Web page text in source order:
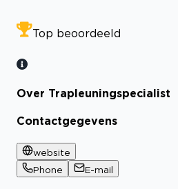
Top beoordeeld
Over Trapleuningspecialist
Contactgegevens
website
Phone
E-mail